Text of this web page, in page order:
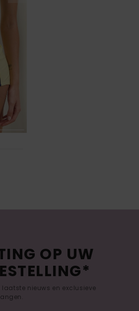
OP UW
nieuws en exclusieve